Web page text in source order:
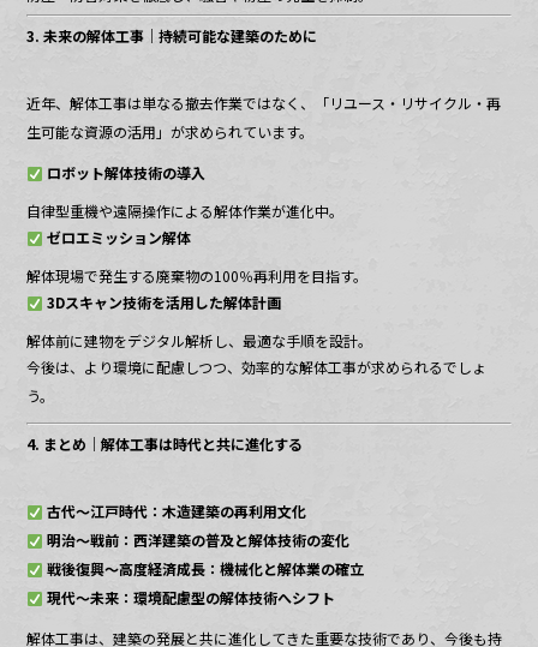
3. 未来の解体工事｜持続可能な建築のために
近年、解体工事は単なる撤去作業ではなく、「リユース・リサイクル・再
生可能な資源の活用」が求められています。
ロボット解体技術の導入
自律型重機や遠隔操作による解体作業が進化中。
ゼロエミッション解体
解体現場で発生する廃棄物の100％再利用を目指す。
3Dスキャン技術を活用した解体計画
解体前に建物をデジタル解析し、最適な手順を設計。
今後は、より環境に配慮しつつ、効率的な解体工事が求められるでしょ
う。
4. まとめ｜解体工事は時代と共に進化する
古代〜江戸時代：木造建築の再利用文化
明治〜戦前：西洋建築の普及と解体技術の変化
戦後復興〜高度経済成長：機械化と解体業の確立
現代〜未来：環境配慮型の解体技術へシフト
解体工事は、建築の発展と共に進化してきた重要な技術であり、今後も持